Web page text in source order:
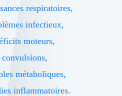
respiratoires,
infectieux,
moteurs,
métaboliques,
inflammatoires.